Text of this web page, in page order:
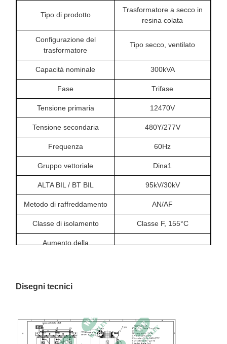
Tipo di prodotto
Trasformatore a secco in
resina colata
Configurazione del
trasformatore
Tipo secco, ventilato
Capacità nominale 300kVA
Fase Trifase
Tensione primaria 12470V
Tensione secondaria 480Y/277V
Frequenza 60Hz
Gruppo vettoriale Dina1
ALTA BIL / BT BIL 95kV/30kV
Metodo di raffreddamento AN/AF
Classe di isolamento Classe F, 155°C
Aumento della
80°C
Impedenza
Perdita di carico 2993,3 W
Disegni tecnici